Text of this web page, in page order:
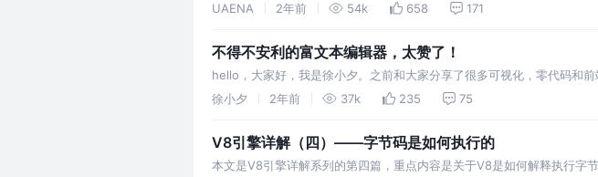
UAENA
2年前 54k 658 171
不得不安利的富文本编辑器，太赞了！
hello，大家好，我是徐小夕。之前和大家分享了很多可视化，零代码和
Nocode/WEP。在研究文档编辑器的时候也发现了很多优秀的开源项目，
徐小夕 2年前 37k 235 75
V8引擎详解（四）——字节码是如何执行的
本文是V8引擎详解系列的第四篇，重点内容是关于V8是如何解释执行字